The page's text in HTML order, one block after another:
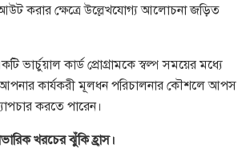
করার ক্ষেত্রে উল্লেখযোগ্য আলোচনা জড়িত
ভার্চুয়াল কার্ড প্রোগ্রামকে স্বল্প সময়ের মধ্যে
আপনার কার্যকরী মূলধন পরিচালনার কৌশলে আপস
করতে পারেন।
খরচের ঝুঁকি হ্রাস।